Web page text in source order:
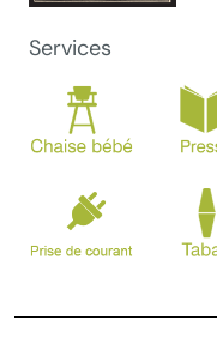
Services